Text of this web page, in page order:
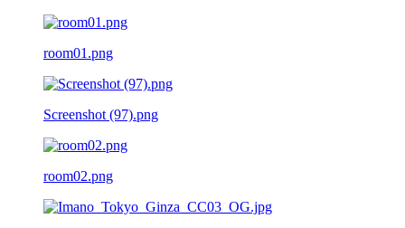
room01.png
Screenshot (97).png
room02.png